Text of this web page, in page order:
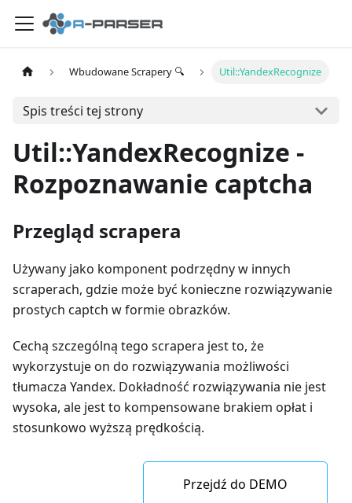
Wbudowane Scrapery 🔍 Util::YandexRecognize
Spis treści tej strony
Util::YandexRecognize -
Rozpoznawanie captcha
Przegląd scrapera
Używany jako komponent podrzędny w innych
scraperach, gdzie może być konieczne rozwiązywanie
prostych captch w formie obrazków.
Cechą szczególną tego scrapera jest to, że
wykorzystuje on do rozwiązywania możliwości
tłumacza Yandex. Dokładność rozwiązywania nie jest
wysoka, ale jest to kompensowane brakiem opłat i
stosunkowo wyższą prędkością.
Przejdź do DEMO